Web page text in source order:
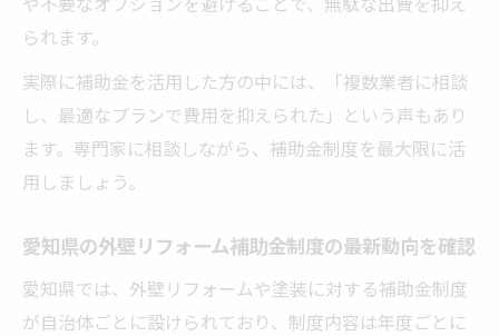
られます。
実際に補助金を活用した方の中には、「複数業者に相談
し、最適なプランで費用を抑えられた」という声もあり
ます。専門家に相談しながら、補助金制度を最大限に活
用しましょう。
愛知県の外壁リフォーム補助金制度の最新動向を確認
愛知県では、外壁リフォームや塗装に対する補助金制度
が自治体ごとに設けられており、制度内容は年度ごとに